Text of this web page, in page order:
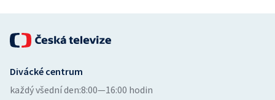
Divácké centrum
každý všední den:8:00—16:00 hodin